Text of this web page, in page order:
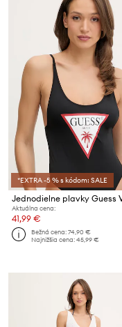
*EXTRA -5 % s kódom: SALE
Aktuálna cena:
41,99 €
Bežná cena:74,90 €
Najnižšia cena:45,99 €